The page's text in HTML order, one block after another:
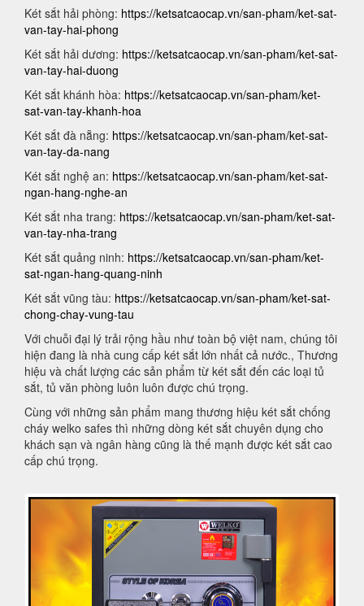
Két sắt hải phòng: https://ketsatcaocap.vn/san-pham/ket-sat-
van-tay-hai-phong
Két sắt hải dương: https://ketsatcaocap.vn/san-pham/ket-sat-
van-tay-hai-duong
Két sắt khánh hòa: https://ketsatcaocap.vn/san-pham/ket-
sat-van-tay-khanh-hoa
Két sắt đà nẵng: https://ketsatcaocap.vn/san-pham/ket-sat-
van-tay-da-nang
Két sắt nghệ an: https://ketsatcaocap.vn/san-pham/ket-sat-
ngan-hang-nghe-an
Két sắt nha trang: https://ketsatcaocap.vn/san-pham/ket-sat-
van-tay-nha-trang
Két sắt quảng ninh: https://ketsatcaocap.vn/san-pham/ket-
sat-ngan-hang-quang-ninh
Két sắt vũng tàu: https://ketsatcaocap.vn/san-pham/ket-sat-
chong-chay-vung-tau
Với chuỗi đại lý trải rộng hầu như toàn bộ việt nam, chúng tôi
hiện đang là nhà cung cấp két sắt lớn nhất cả nước., Thương
hiệu và chất lượng các sản phẩm từ két sắt đến các loại tủ
sắt, tủ văn phòng luôn luôn được chú trọng.
Cùng với những sản phẩm mang thương hiệu két sắt chống
cháy welko safes thì những dòng két sắt chuyên dụng cho
khách sạn và ngân hàng cũng là thế mạnh được két sắt cao
cấp chú trọng.